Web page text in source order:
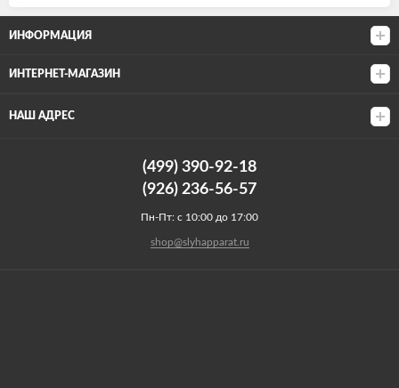
ИНФОРМАЦИЯ
ИНТЕРНЕТ-МАГАЗИН
НАШ АДРЕС
(499) 390-92-18
(926) 236-56-57
Пн-Пт: с 10:00 до 17:00
shop@slyhapparat.ru